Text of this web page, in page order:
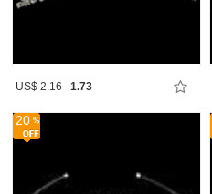
US$ 2.16 1.73
20